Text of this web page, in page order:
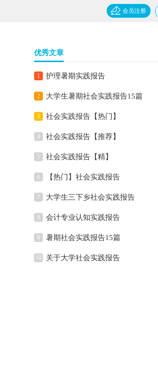
会员注册
优秀文章
1 护理暑期实践报告
2 大学生暑期社会实践报告15篇
3 社会实践报告【热门】
4 社会实践报告【推荐】
5 社会实践报告【精】
6 【热门】社会实践报告
7 大学生三下乡社会实践报告
8 会计专业认知实践报告
9 暑期社会实践报告15篇
10 关于大学社会实践报告